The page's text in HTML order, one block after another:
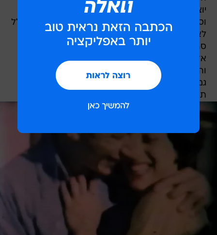
יוצאים למסעות לאחור בזמן, לנעוריהם של הורינו
וסבינו, לפרצופים מוכרים מהעבר ואף למראות שכלל
לא מוכרים לנו היות והיו וחלפו הרבה לפני שנולדנו.
סרטים מאפשרים לנו להיות שותפים בארעיותו של
אדם או אירוע ומשמרים את מה שהולך ונכחד
והצפייה בהם, מלבד החוויה האסתטית, הינה בנוסף
גם חווית השתתפות בסיטואציה שאירעה בעבר,
תועדה וזכתה לעדות והנצחה.